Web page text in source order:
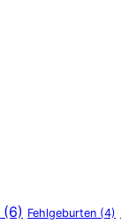
(6) Fehlgeburten (4)